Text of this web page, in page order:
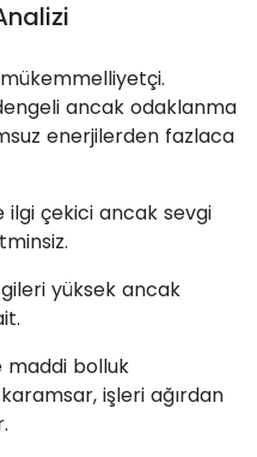
ancak odaklanma
enerjilerden fazlaca
ilgi çekici ancak sevgi
yüksek ancak
maddi bolluk
işleri ağırdan